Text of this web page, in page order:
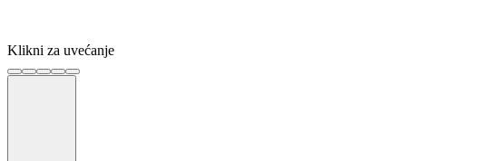
Klikni za uvećanje